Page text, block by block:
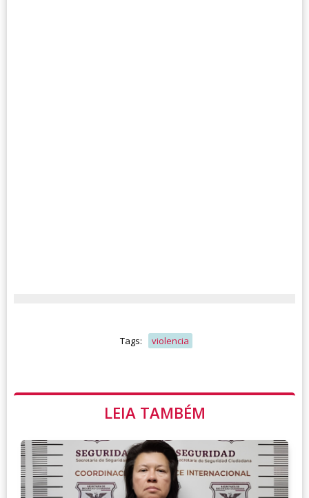
Tags: violencia
LEIA TAMBÉM